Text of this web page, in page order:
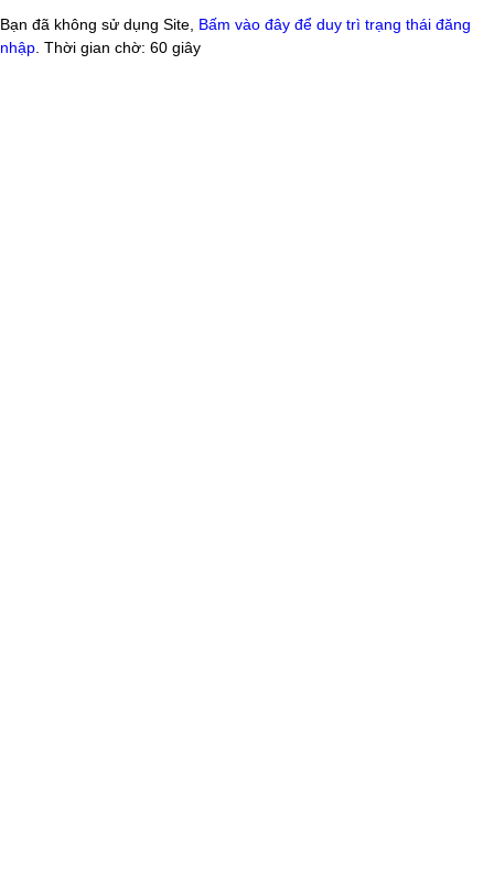
Bạn đã không sử dụng Site, Bấm vào đây để duy trì trạng thái đăng
nhập . Thời gian chờ: 60 giây